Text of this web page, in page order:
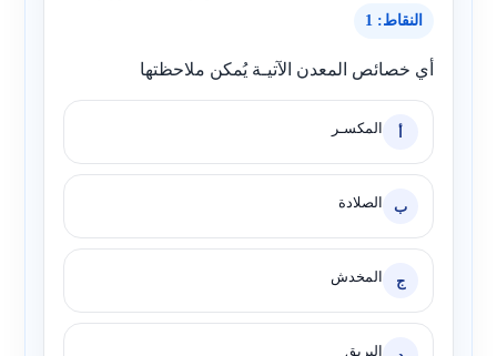
النقاط: 1
أي خصائص المعدن الآتيـة يُمكن ملاحظتها
أ المكسـر
ب الصلادة
ج المخدش
البريق